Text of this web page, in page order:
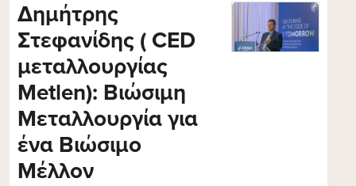
Δημήτρης
Στεφανίδης ( CED
μεταλλουργίας
Metlen): Βιώσιμη
Μεταλλουργία για
ένα Βιώσιμο
Μέλλον